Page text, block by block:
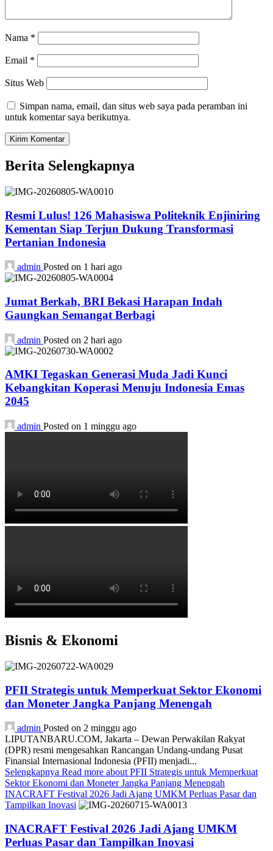
Nama *
Email *
Situs Web
Simpan nama, email, dan situs web saya pada peramban ini
untuk komentar saya berikutnya.
Berita Selengkapnya
Resmi Lulus! 126 Mahasiswa Politeknik Enjiniring
Kementan Siap Terjun Dukung Transformasi
Pertanian Indonesia
admin Posted on 1 hari ago
Jumat Berkah, BRI Bekasi Harapan Indah
Gaungkan Semangat Berbagi
admin Posted on 2 hari ago
AMKI Tegaskan Generasi Muda Jadi Kunci
Kebangkitan Koperasi Menuju Indonesia Emas
2045
admin Posted on 1 minggu ago
Bisnis & Ekonomi
PFII Strategis untuk Memperkuat Sektor Ekonomi
dan Moneter Jangka Panjang Menengah
admin Posted on 2 minggu ago
LIPUTANBARU.COM, Jakarta – Dewan Perwakilan Rakyat
(DPR) resmi mengesahkan Rancangan Undang-undang Pusat
Finansial Internasional Indonesia (PFII) menjadi...
Selengkapnya Read more about PFII Strategis untuk Memperkuat
Sektor Ekonomi dan Moneter Jangka Panjang Menengah
INACRAFT Festival 2026 Jadi Ajang UMKM Perluas Pasar dan
Tampilkan Inovasi
INACRAFT Festival 2026 Jadi Ajang UMKM
Perluas Pasar dan Tampilkan Inovasi